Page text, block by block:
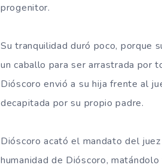
progenitor.
Su tranquilidad duró poco, porque
un caballo para ser arrastrada por
Dióscoro envió a su hija frente al
decapitada por su propio padre.
Dióscoro acató el mandato del
humanidad de Dióscoro,